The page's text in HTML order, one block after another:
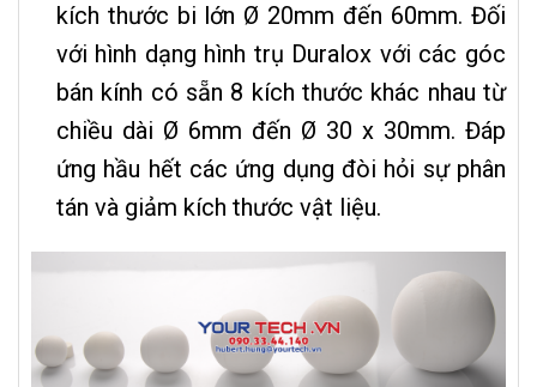
kích thước bi lớn Ø 20mm đến 60mm. Đối
với hình dạng hình trụ Duralox với các góc
bán kính có sẵn 8 kích thước khác nhau từ
chiều dài Ø 6mm đến Ø 30 x 30mm. Đáp
ứng hầu hết các ứng dụng đòi hỏi sự phân
tán và giảm kích thước vật liệu.